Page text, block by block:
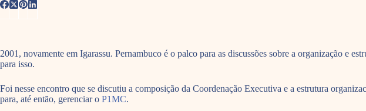
2001, novamente em Igarassu. Pernambuco é o palco para as discussões sobre a organização e
para isso.
Foi nesse encontro que se discutiu a composição da Coordenação Executiva e a estrutura
para, até então, gerenciar o P1MC.